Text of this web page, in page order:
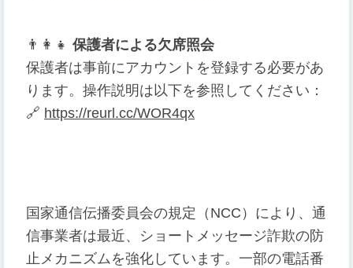
👨 👩 👧 保護者による欠席照会
保護者は事前にアカウントを登録する必要があ
ります。操作説明は以下を参照してください：
🔗 https://reurl.cc/WOR4qx
国家通信伝播委員会の規定（NCC）により、通
信事業者は最近、ショートメッセージ詐欺の防
止メカニズムを強化しています。一部の電話番